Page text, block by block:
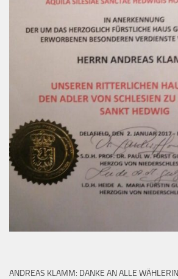
ANDREAS KLAMM: DANKE AN ALLE